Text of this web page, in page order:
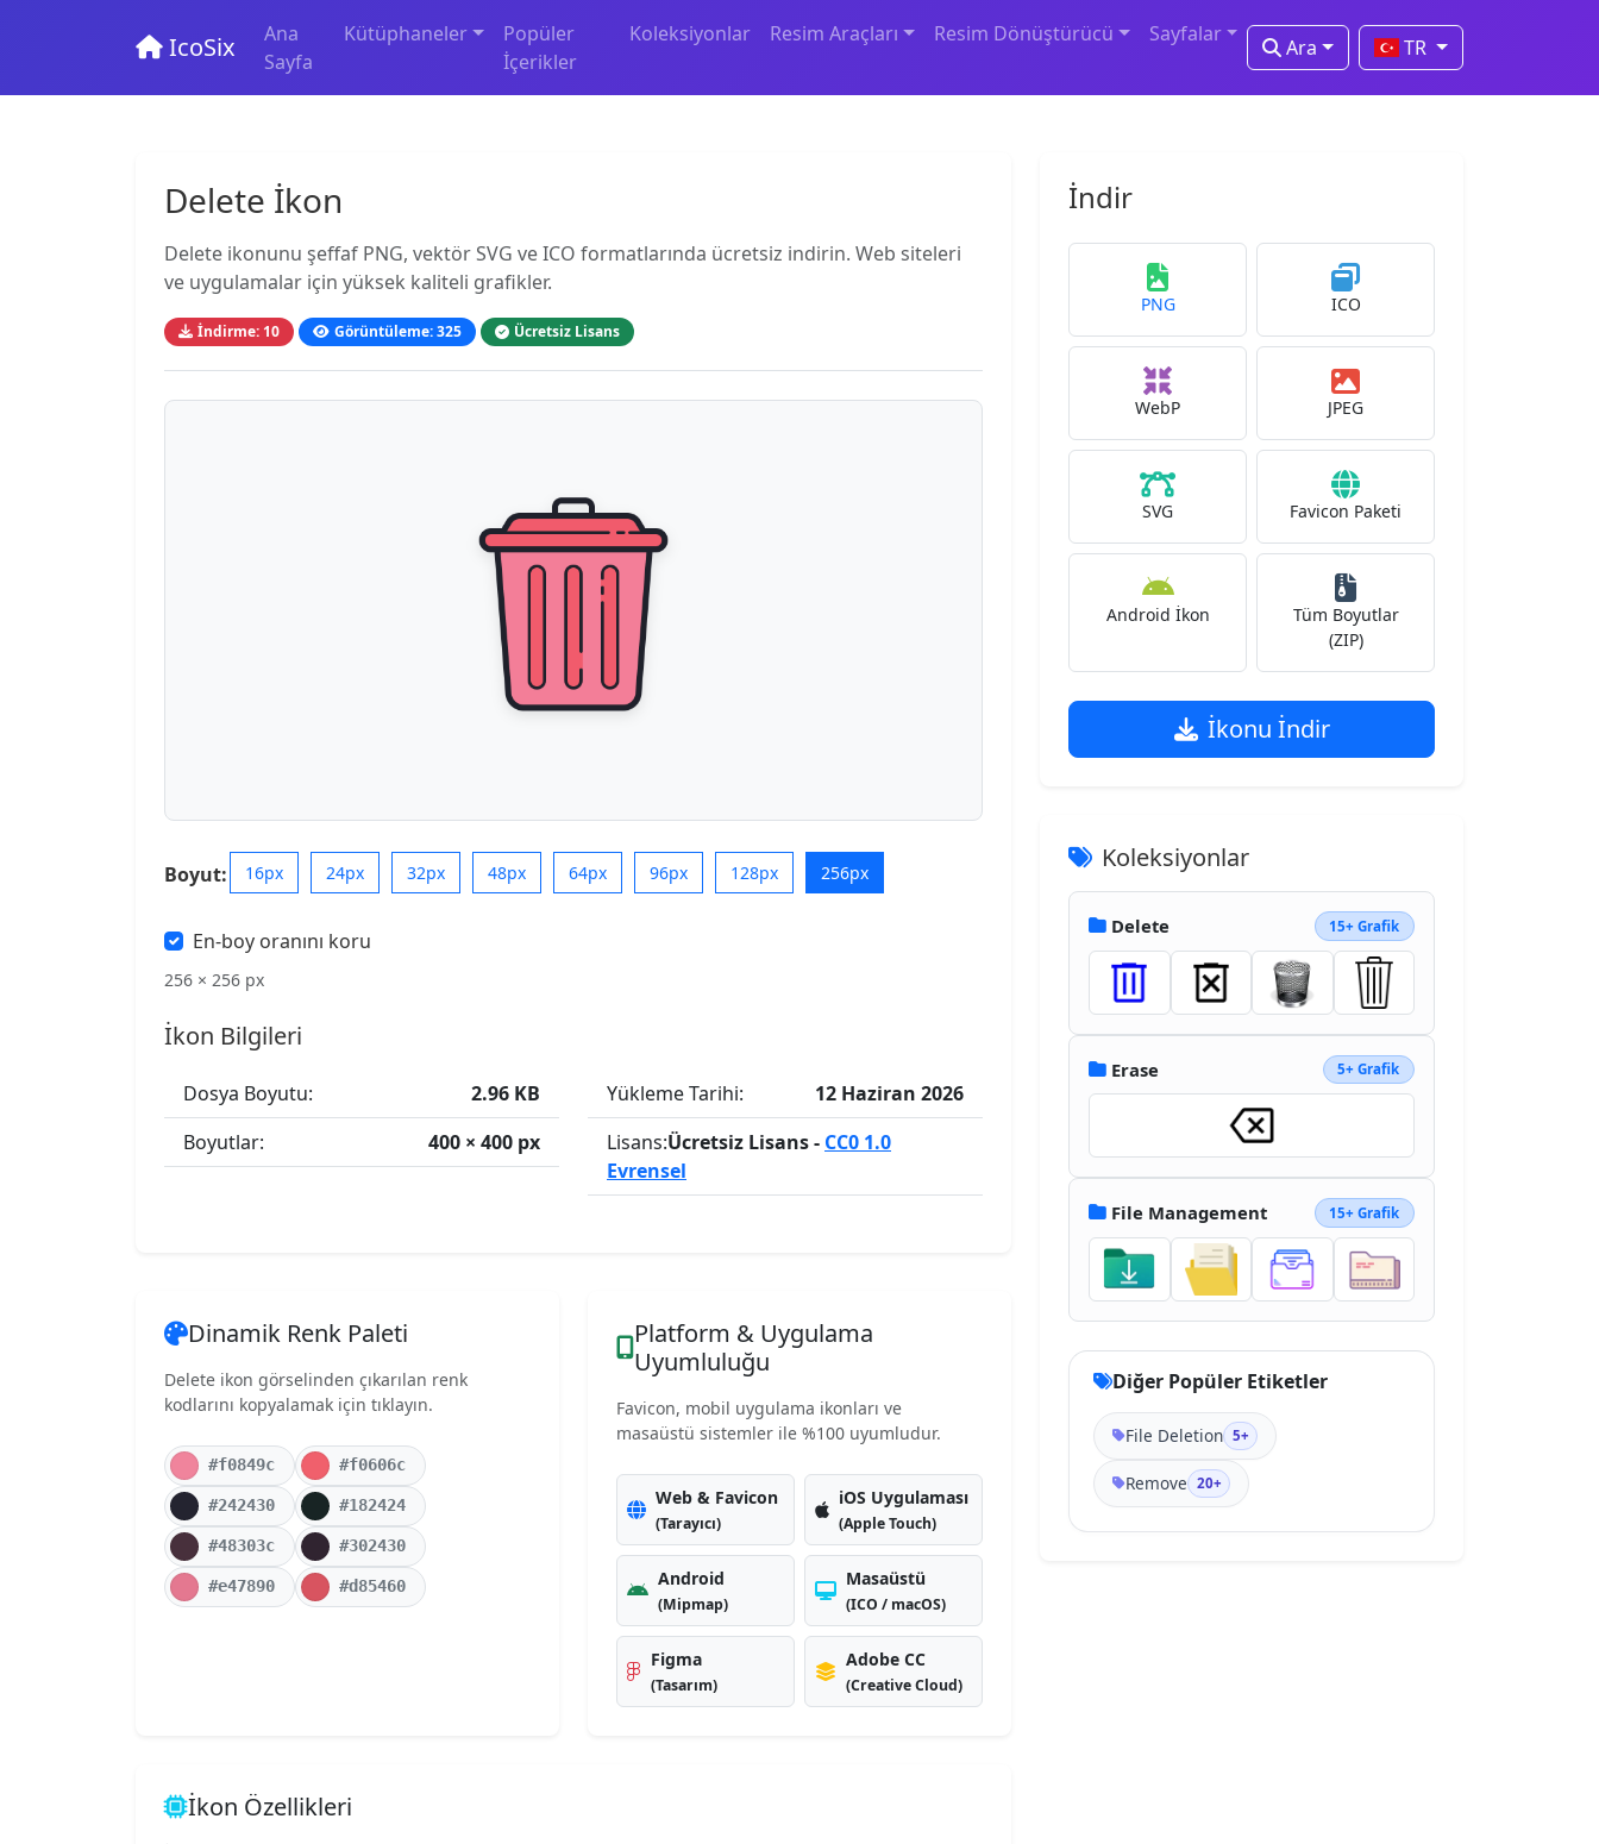
IcoSix
Ana
Sayfa
Kütüphaneler
Popüler
İçerikler
Koleksiyonlar Resim Araçları Resim Dönüştürücü Sayfalar
Ara TR
Delete İkon
Delete ikonunu şeffaf PNG, vektör SVG ve ICO formatlarında ücretsiz indirin. Web siteleri
ve uygulamalar için yüksek kaliteli grafikler.
İndirme: 10 Görüntüleme: 325 Ücretsiz Lisans
Boyut: 16px 24px 32px 48px 64px 96px 128px 256px
En-boy oranını koru
256 × 256 px
İkon Bilgileri
Dosya Boyutu:
2.96 KB
Boyutlar:
400 × 400 px
Yükleme Tarihi:
12 Haziran 2026
Lisans:Ücretsiz Lisans - CC0 1.0
Evrensel
Dinamik Renk Paleti
Delete ikon görselinden çıkarılan renk
kodlarını kopyalamak için tıklayın.
#f0849c #f0606c
#242430 #182424
#48303c #302430
#e47890 #d85460
Platform & Uygulama
Uyumluluğu
Favicon, mobil uygulama ikonları ve
masaüstü sistemler ile %100 uyumludur.
Web & Favicon
(Tarayıcı)
iOS Uygulaması
(Apple Touch)
Android
(Mipmap)
Masaüstü
(ICO / macOS)
Figma
(Tasarım)
Adobe CC
(Creative Cloud)
İkon Özellikleri
İndir
PNG ICO
WebP JPEG
SVG Favicon Paketi
Android İkon
Tüm Boyutlar
(ZIP)
İkonu İndir
Koleksiyonlar
Delete 15+ Grafik
Erase 5+ Grafik
File Management 15+ Grafik
Diğer Popüler Etiketler
File Deletion 5+
Remove 20+